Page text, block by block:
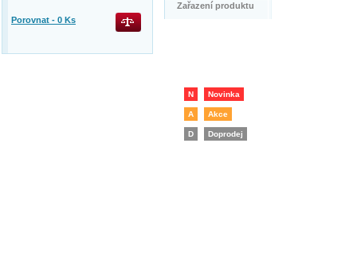
Zařazení produktu
N Novinka
A Akce
D Doprodej
Porovnat - 0 Ks